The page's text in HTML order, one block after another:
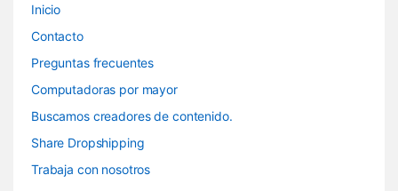
Inicio
Contacto
Preguntas frecuentes
Computadoras por mayor
Buscamos creadores de contenido.
Share Dropshipping
Trabaja con nosotros